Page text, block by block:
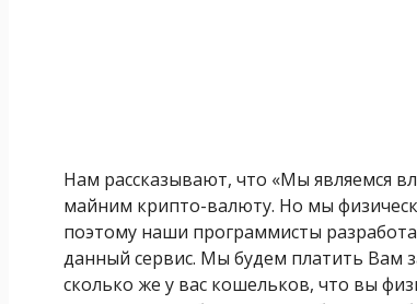
Нам рассказывают, что «Мы являемся
майним крипто-валюту. Но мы
поэтому наши программисты
данный сервис. Мы будем платить Вам
сколько же у вас кошельков, что вы